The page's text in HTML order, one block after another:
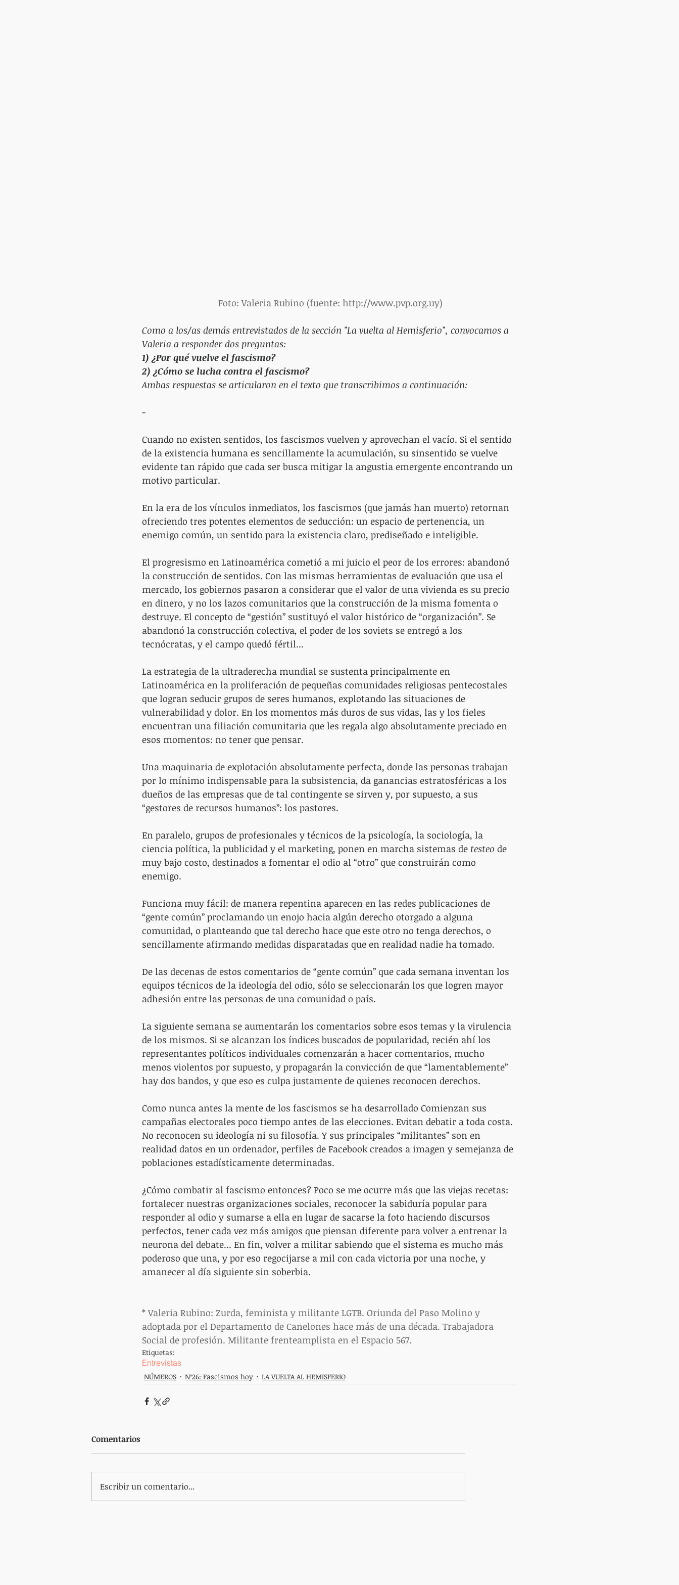
Foto: Valeria Rubino (fuente: http://www.pvp.org.uy)
Como a los/as demás entrevistados de la sección "La vuelta al Hemisferio", convocamos a
Valeria a responder dos preguntas:
1) ¿Por qué vuelve el fascismo?
2) ¿Cómo se lucha contra el fascismo?
Ambas respuestas se articularon en el texto que transcribimos a continuación:
-
Cuando no existen sentidos, los fascismos vuelven y aprovechan el vacío. Si el sentido
de la existencia humana es sencillamente la acumulación, su sinsentido se vuelve
evidente tan rápido que cada ser busca mitigar la angustia emergente encontrando un
motivo particular.
En la era de los vínculos inmediatos, los fascismos (que jamás han muerto) retornan
ofreciendo tres potentes elementos de seducción: un espacio de pertenencia, un
enemigo común, un sentido para la existencia claro, prediseñado e inteligible.
El progresismo en Latinoamérica cometió a mi juicio el peor de los errores: abandonó
la construcción de sentidos. Con las mismas herramientas de evaluación que usa el
mercado, los gobiernos pasaron a considerar que el valor de una vivienda es su precio
en dinero, y no los lazos comunitarios que la construcción de la misma fomenta o
destruye. El concepto de “gestión” sustituyó el valor histórico de “organización”. Se
abandonó la construcción colectiva, el poder de los soviets se entregó a los
tecnócratas, y el campo quedó fértil...
La estrategia de la ultraderecha mundial se sustenta principalmente en
Latinoamérica en la proliferación de pequeñas comunidades religiosas pentecostales
que logran seducir grupos de seres humanos, explotando las situaciones de
vulnerabilidad y dolor. En los momentos más duros de sus vidas, las y los fieles
encuentran una filiación comunitaria que les regala algo absolutamente preciado en
esos momentos: no tener que pensar.
Una maquinaria de explotación absolutamente perfecta, donde las personas trabajan
por lo mínimo indispensable para la subsistencia, da ganancias estratosféricas a los
dueños de las empresas que de tal contingente se sirven y, por supuesto, a sus
“gestores de recursos humanos”: los pastores.
En paralelo, grupos de profesionales y técnicos de la psicología, la sociología, la
ciencia política, la publicidad y el marketing, ponen en marcha sistemas de testeo de
muy bajo costo, destinados a fomentar el odio al “otro” que construirán como
enemigo.
Funciona muy fácil: de manera repentina aparecen en las redes publicaciones de
“gente común” proclamando un enojo hacia algún derecho otorgado a alguna
comunidad, o planteando que tal derecho hace que este otro no tenga derechos, o
sencillamente afirmando medidas disparatadas que en realidad nadie ha tomado.
De las decenas de estos comentarios de “gente común” que cada semana inventan los
equipos técnicos de la ideología del odio, sólo se seleccionarán los que logren mayor
adhesión entre las personas de una comunidad o país.
La siguiente semana se aumentarán los comentarios sobre esos temas y la virulencia
de los mismos. Si se alcanzan los índices buscados de popularidad, recién ahí los
representantes políticos individuales comenzarán a hacer comentarios, mucho
menos violentos por supuesto, y propagarán la convicción de que “lamentablemente”
hay dos bandos, y que eso es culpa justamente de quienes reconocen derechos.
Como nunca antes la mente de los fascismos se ha desarrollado Comienzan sus
campañas electorales poco tiempo antes de las elecciones. Evitan debatir a toda costa.
No reconocen su ideología ni su filosofía. Y sus principales “militantes” son en
realidad datos en un ordenador, perfiles de Facebook creados a imagen y semejanza de
poblaciones estadísticamente determinadas.
¿Cómo combatir al fascismo entonces? Poco se me ocurre más que las viejas recetas:
fortalecer nuestras organizaciones sociales, reconocer la sabiduría popular para
responder al odio y sumarse a ella en lugar de sacarse la foto haciendo discursos
perfectos, tener cada vez más amigos que piensan diferente para volver a entrenar la
neurona del debate... En fin, volver a militar sabiendo que el sistema es mucho más
poderoso que una, y por eso regocijarse a mil con cada victoria por una noche, y
amanecer al día siguiente sin soberbia.
* Valeria Rubino: Zurda, feminista y militante LGTB. Oriunda del Paso Molino y
adoptada por el Departamento de Canelones hace más de una década. Trabajadora
Social de profesión. Militante frenteamplista en el Espacio 567.
Etiquetas:
Entrevistas
NÚMEROS Nº26: Fascismos hoy LA VUELTA AL HEMISFERIO
Comentarios
Escribir un comentario...